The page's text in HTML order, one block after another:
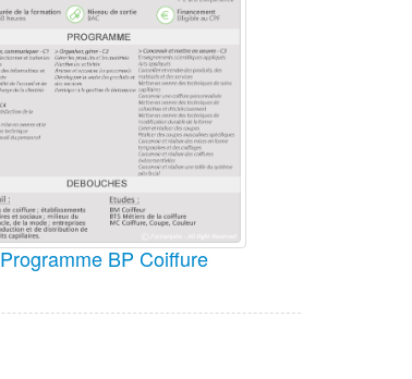
Programme BP Coiffure